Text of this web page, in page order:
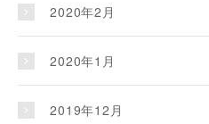
2020年2月
2020年1月
2019年12月